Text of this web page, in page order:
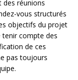
des réunions
vous structurés
objectifs du projet
tenir compte des
de ces
pas toujours